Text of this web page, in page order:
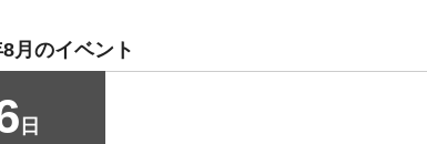
月のイベント
日